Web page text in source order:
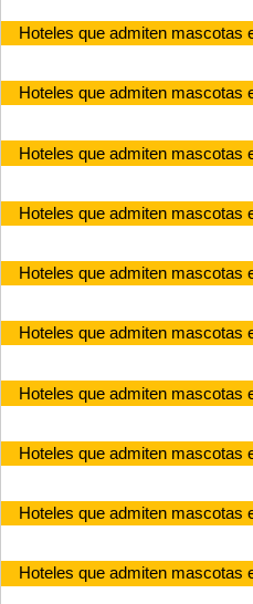
Hoteles que admiten mascotas
Hoteles que admiten mascotas
Hoteles que admiten mascotas
Hoteles que admiten mascotas
Hoteles que admiten mascotas
Hoteles que admiten mascotas
Hoteles que admiten mascotas
Hoteles que admiten mascotas
Hoteles que admiten mascotas
Hoteles que admiten mascotas